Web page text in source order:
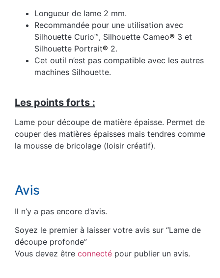
Longueur de lame 2 mm.
Recommandée pour une utilisation avec
Silhouette Curio™, Silhouette Cameo® 3 et
Silhouette Portrait® 2.
Cet outil n’est pas compatible avec les autres
machines Silhouette.
Les points forts :
Lame pour découpe de matière épaisse. Permet de
couper des matières épaisses mais tendres comme
la mousse de bricolage (loisir créatif).
Avis
Il n’y a pas encore d’avis.
Soyez le premier à laisser votre avis sur “Lame de
découpe profonde”
Vous devez être connecté pour publier un avis.